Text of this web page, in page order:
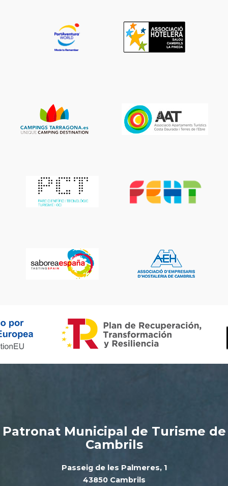
Patronat Municipal de Turisme de
Cambrils
Passeig de les Palmeres, 1
43850 Cambrils